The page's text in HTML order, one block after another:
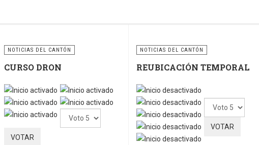
cultura del reciclaje para construir un cantón más limpio, ordenado y
NOTICIAS DEL CANTÓN
CURSO DRON
Ratio:5/5
Por
favor,
NOTICIAS DEL CANTÓN
REUBICACIÓN TEMPORAL
Por
favor,
vote